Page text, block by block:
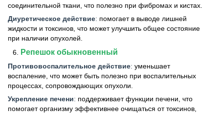
соединительной ткани, что полезно при фибромах и кистах.
Диуретическое действие: помогает в выводе лишней
жидкости и токсинов, что может улучшить общее состояние
при наличии опухолей.
Репешок обыкновенный
Противовоспалительное действие: уменьшает
воспаление, что может быть полезно при воспалительных
процессах, сопровождающих опухоли.
Укрепление печени: поддерживает функции печени, что
помогает организму эффективнее очищаться от токсинов,